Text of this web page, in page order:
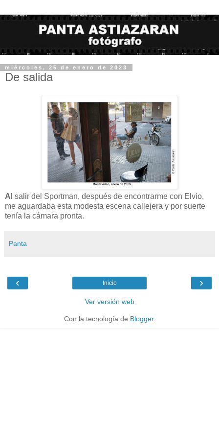
miércoles, 25 de enero de 2023
De salida
A l salir del Sportman, después de encontrarme con Elvio,
me aguardaba esta modesta escena callejera y por suerte
tenía la cámara pronta.
Panta
‹ ›
Inicio
Ver versión web
Con la tecnología de Blogger.